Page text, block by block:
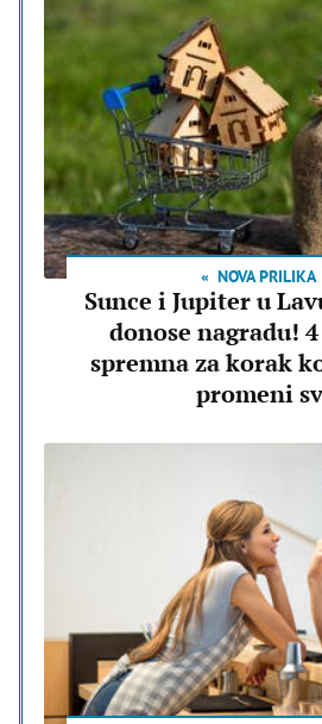
NOVA PRILIKA
Sunce i Jupiter u
donose nagradu!
spremna za korak
promeni